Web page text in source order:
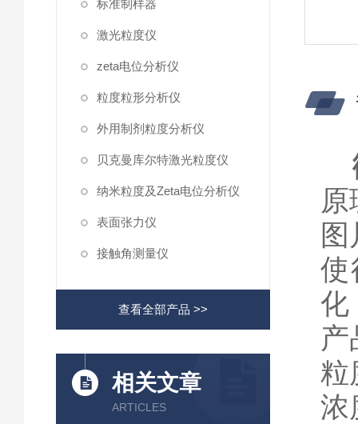
标准制样器
激光粒度仪
zeta电位分析仪
粒度粒形分析仪
外用制剂粒度分析仪
贝克曼库尔特激光粒度仪
纳米粒度及Zeta电位分析仪
表面张力仪
接触角测量仪
查看全部产品 >>
相关文章
ARTICLES
使
化
产
粒
浓